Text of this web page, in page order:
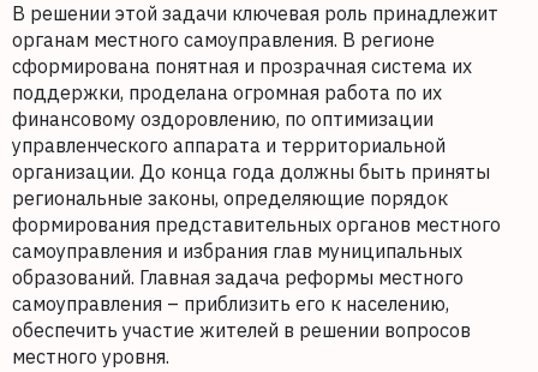
В решении этой задачи ключевая роль принадлежит
органам местного самоуправления. В регионе
сформирована понятная и прозрачная система их
поддержки, проделана огромная работа по их
финансовому оздоровлению, по оптимизации
управленческого аппарата и территориальной
организации. До конца года должны быть приняты
региональные законы, определяющие порядок
формирования представительных органов местного
самоуправления и избрания глав муниципальных
образований. Главная задача реформы местного
самоуправления – приблизить его к населению,
обеспечить участие жителей в решении вопросов
местного уровня.